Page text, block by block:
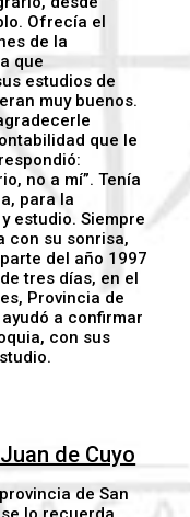
Ofrecía el
de la
que
estudios de
muy buenos.
que le
no a mí”. Tenía
para la
estudio. Siempre
con su sonrisa,
del año 1997
tres días, en el
Provincia de
a confirmar
con sus
de Cuyo
de San